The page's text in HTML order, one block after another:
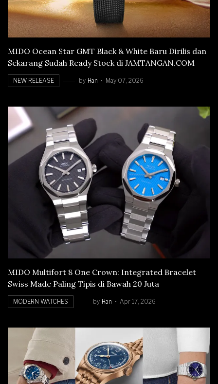
MIDO Ocean Star GMT Black & White Baru Dirilis dan
Sekarang Sudah Ready Stock di JAMTANGAN.COM
NEW RELEASE by Han May 07, 2026
MIDO Multifort 8 One Crown: Integrated Bracelet
Swiss Made Paling Tipis di Bawah 20 Juta
MODERN WATCHES by Han Apr 17, 2026